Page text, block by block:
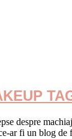
despre
ar fi un blog